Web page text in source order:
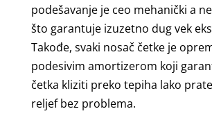
podešavanje je ceo mehanički a
što garantuje izuzetno dug vek
Takođe, svaki nosač četke je
podesivim amortizerom koji
četka kliziti preko tepiha lako
reljef bez problema.